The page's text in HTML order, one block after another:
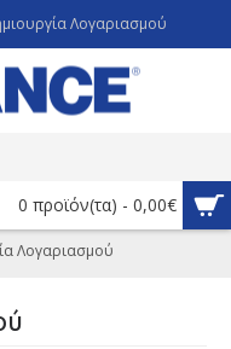
Λογαριασμού
0 προϊόν(τα) - 0,00€
Λογαριασμού